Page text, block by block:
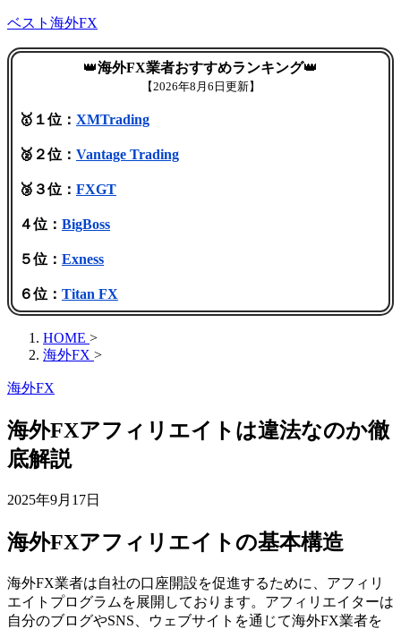
ベスト海外FX
👑海外FX業者おすすめランキング👑
【2026年8月6日更新】
🥇１位： XMTrading
🥈２位： Vantage Trading
🥉３位： FXGT
４位： BigBoss
５位： Exness
６位： Titan FX
HOME >
海外FX >
海外FX
海外FXアフィリエイトは違法なのか徹
底解説
2025年9月17日
海外FXアフィリエイトの基本構造
海外FX業者は自社の口座開設を促進するために、アフィリ
エイトプログラムを展開しております。アフィリエイターは
自分のブログやSNS、ウェブサイトを通じて海外FX業者を